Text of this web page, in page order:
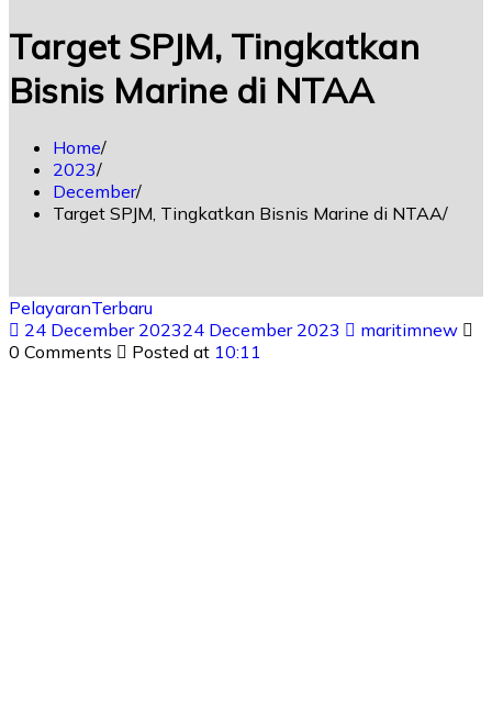
Target SPJM, Tingkatkan
Bisnis Marine di NTAA
Home
2023
December
Target SPJM, Tingkatkan Bisnis Marine di NTAA
PelayaranTerbaru
24 December 202324 December 2023
maritimnew
0 Comments
Posted at 10:11